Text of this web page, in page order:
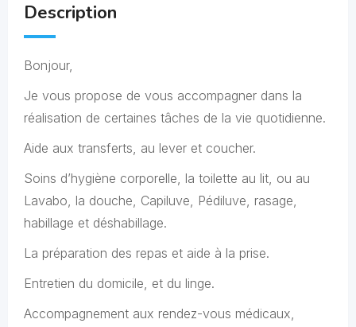
Description
Bonjour,
Je vous propose de vous accompagner dans la
réalisation de certaines tâches de la vie quotidienne.
Aide aux transferts, au lever et coucher.
Soins d’hygiène corporelle, la toilette au lit, ou au
Lavabo, la douche, Capiluve, Pédiluve, rasage,
habillage et déshabillage.
La préparation des repas et aide à la prise.
Entretien du domicile, et du linge.
Accompagnement aux rendez-vous médicaux,